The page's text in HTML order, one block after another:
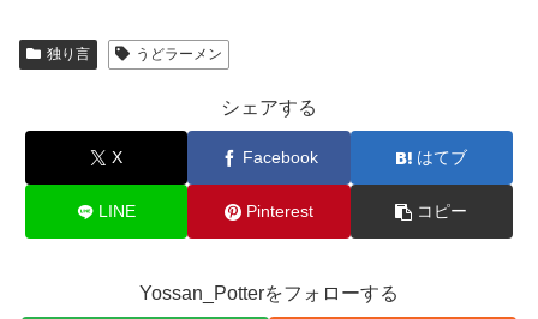
独り言 うどラーメン
シェアする
X Facebook はてブ
LINE Pinterest コピー
Yossan_Potterをフォローする